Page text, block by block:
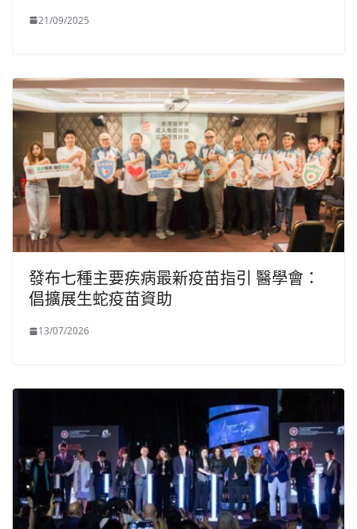
21/09/2025
發布七種主要疾病最新疫苗指引 醫學會：
倡擴展生蛇疫苗資助
13/07/2026